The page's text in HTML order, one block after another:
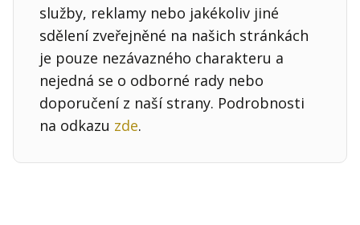
služby, reklamy nebo jakékoliv jiné
sdělení zveřejněné na našich stránkách
je pouze nezávazného charakteru a
nejedná se o odborné rady nebo
doporučení z naší strany. Podrobnosti
na odkazu zde.